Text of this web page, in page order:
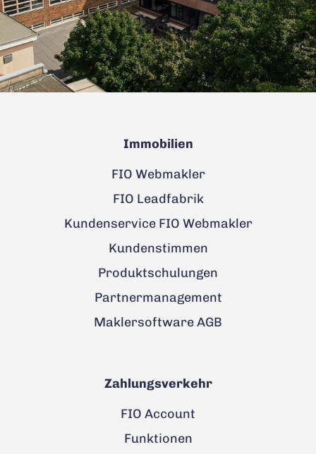
Immobilien
FIO Webmakler
FIO Leadfabrik
Kundenservice FIO Webmakler
Kundenstimmen
Produktschulungen
Partnermanagement
Maklersoftware AGB
Zahlungsverkehr
FIO Account
Funktionen